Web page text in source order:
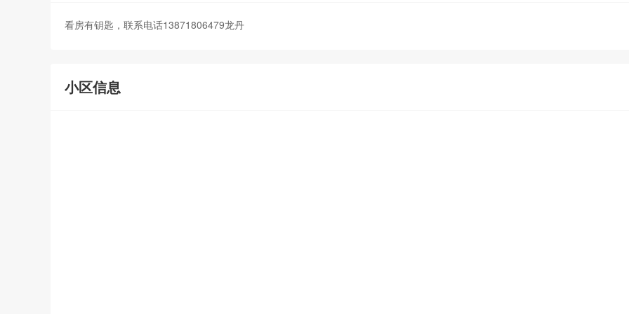
看房有钥匙，联系电话13871806479龙丹
小区信息